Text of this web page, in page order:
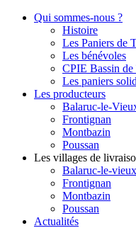
Qui sommes-nous ?
Histoire
Les Paniers de
Les bénévoles
CPIE Bassin de
Les paniers
Les producteurs
Balaruc-le-
Frontignan
Montbazin
Poussan
Les villages de
Balaruc-le-vieux
Frontignan
Montbazin
Poussan
Actualités